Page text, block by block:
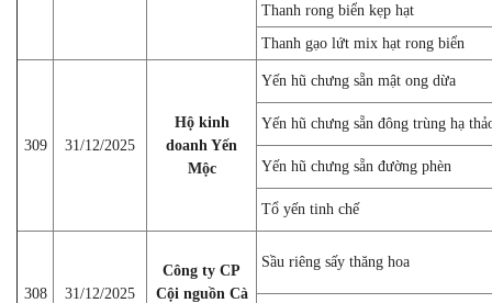
Thanh rong biển kẹp hạt
Thanh gạo lứt mix hạt rong biển
309 31/12/2025
Hộ kinh
doanh Yến
Mộc
Yến hũ chưng sẵn mật ong dừa
Yến hũ chưng sẵn đông trùng hạ
Yến hũ chưng sẵn đường phèn
Tổ yến tinh chế
308 31/12/2025
Công ty CP
Cội nguồn Cà
Sầu riêng sấy thăng hoa